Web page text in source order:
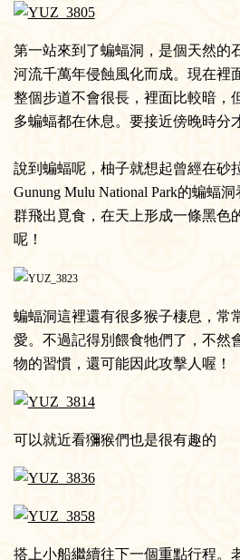
第一站來到了蝙蝠洞，是個天然的
河流千萬年侵蝕風化而成。現在裡
整個步道不會很長，裡面比較暗，
多蝙蝠都在休息。要接近傍晚時分
說到蝙蝠呢，柚子就想起曾經在砂
Gunung Mulu National Park的蝙蝠
群飛出覓食，在天上形成一條黑色
呢！
蝙蝠洞這裡還有很多猴子棲息，常
愛。不過記得別餵食牠們了，不然
物的習慣，還可能因此攻擊人喔！
可以就近看獼猴們也是很有趣的
搭上小船繼續往下一個重點行程。